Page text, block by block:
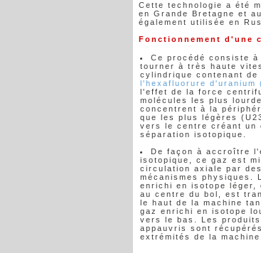
Cette technologie a été
en Grande Bretagne et
également utilisée en
Fonctionnement d'une
Ce procédé consiste à
tourner à très haute
cylindrique contenant de
l'hexafluorure d'uranium
l'effet de la force
molécules les plus
concentrent à la
que les plus légères
vers le centre créant un
séparation isotopique.
De façon à accroître
isotopique, ce gaz est
circulation axiale par des
mécanismes physiques.
enrichi en isotope léger,
au centre du bol, est
le haut de la machine
gaz enrichi en isotope
vers le bas. Les
appauvris sont
extrémités de la machine.